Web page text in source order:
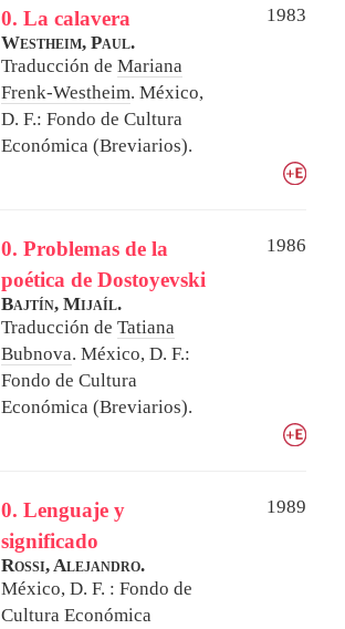
0. La calavera
1983
Westheim, Paul.
Traducción de Mariana
Frenk-Westheim. México,
D. F.: Fondo de Cultura
Económica (Breviarios).
0. Problemas de la
poética de Dostoyevski
1986
Bajtín, Mijaíl.
Traducción de Tatiana
Bubnova. México, D. F.:
Fondo de Cultura
Económica (Breviarios).
0. Lenguaje y
significado
1989
Rossi, Alejandro.
México, D. F. : Fondo de
Cultura Económica